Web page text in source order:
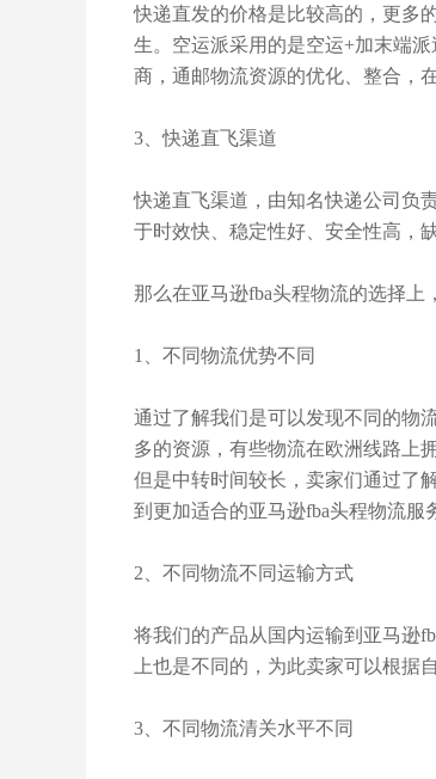
快递直发的价格是比较高的，更多
生。空运派采用的是空运+加末端
商，通邮物流资源的优化、整合，
3、快递直飞渠道
快递直飞渠道，由知名快递公司负
于时效快、稳定性好、安全性高，
那么在亚马逊fba头程物流的选择
1、不同物流优势不同
通过了解我们是可以发现不同的物
多的资源，有些物流在欧洲线路上
但是中转时间较长，卖家们通过了
到更加适合的亚马逊fba头程物流服
2、不同物流不同运输方式
将我们的产品从国内运输到亚马逊
上也是不同的，为此卖家可以根据
3、不同物流清关水平不同